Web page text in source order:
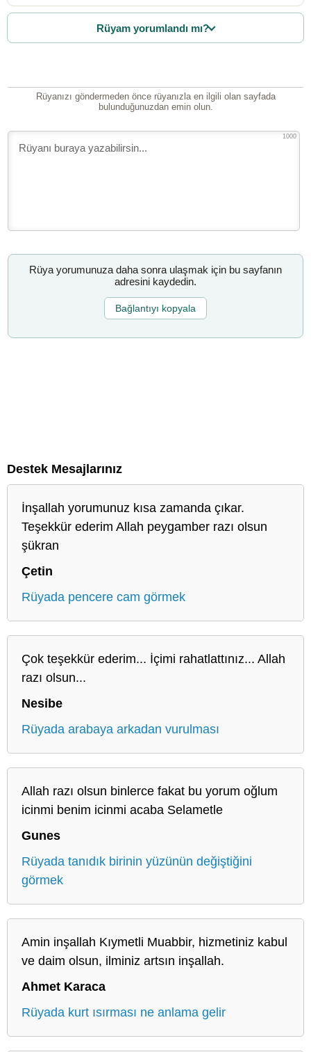
Rüyam yorumlandı mı?
Rüyanızı göndermeden önce rüyanızla en ilgili olan sayfada
bulunduğunuzdan emin olun.
1000
Rüya yorumunuza daha sonra ulaşmak için bu sayfanın
adresini kaydedin.
Bağlantıyı kopyala
Destek Mesajlarınız
İnşallah yorumunuz kısa zamanda çıkar.
Teşekkür ederim Allah peygamber razı olsun
şükran
Çetin
Rüyada pencere cam görmek
Çok teşekkür ederim... İçimi rahatlattınız... Allah
razı olsun...
Nesibe
Rüyada arabaya arkadan vurulması
Allah razı olsun binlerce fakat bu yorum oğlum
icinmi benim icinmi acaba Selametle
Gunes
Rüyada tanıdık birinin yüzünün değiştiğini
görmek
Amin inşallah Kıymetli Muabbir, hizmetiniz kabul
ve daim olsun, ilminiz artsın inşallah.
Ahmet Karaca
Rüyada kurt ısırması ne anlama gelir